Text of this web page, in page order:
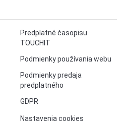
Predplatné časopisu
TOUCHIT
Podmienky používania webu
Podmienky predaja
predplatného
GDPR
Nastavenia cookies